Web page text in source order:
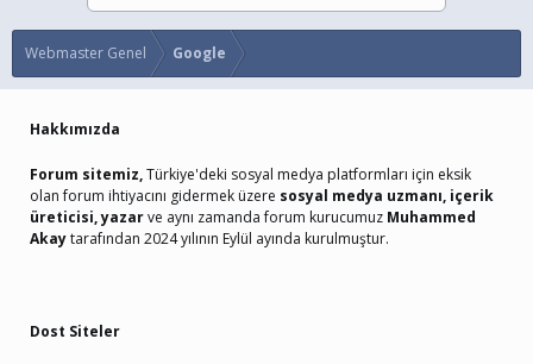
Webmaster Genel Google
Hakkımızda
Forum sitemiz,Türkiye'deki sosyal medya platformları için eksik
olan forum ihtiyacını gidermek üzere sosyal medya uzmanı, içerik
üreticisi, yazarve aynı zamanda forum kurucumuz Muhammed
Akaytarafından 2024 yılının Eylül ayında kurulmuştur.
Dost Siteler